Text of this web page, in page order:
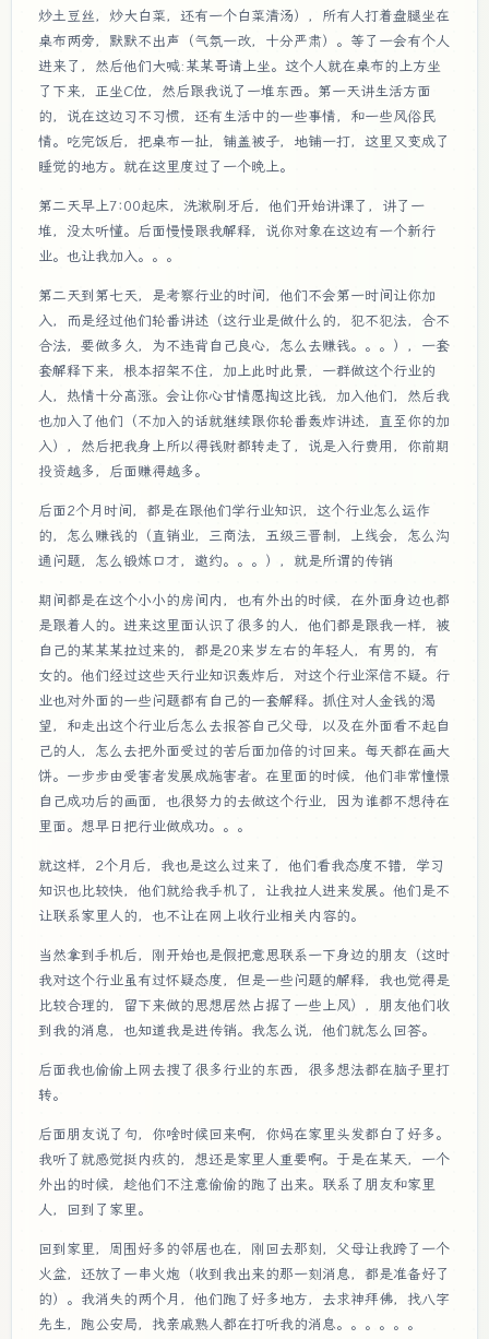
炒土豆丝，炒大白菜，还有一个白菜清汤），所有人打着盘腿坐在
桌布两旁，默默不出声（气氛一改，十分严肃）。等了一会有个人
进来了，然后他们大喊:某某哥请上坐。这个人就在桌布的上方坐
了下来，正坐C位，然后跟我说了一堆东西。第一天讲生活方面
的，说在这边习不习惯，还有生活中的一些事情，和一些风俗民
情。吃完饭后，把桌布一扯，铺盖被子，地铺一打，这里又变成了
睡觉的地方。就在这里度过了一个晚上。
第二天早上7:00起床，洗漱刷牙后，他们开始讲课了，讲了一
堆，没太听懂。后面慢慢跟我解释，说你对象在这边有一个新行
业。也让我加入。。。
第二天到第七天，是考察行业的时间，他们不会第一时间让你加
入，而是经过他们轮番讲述（这行业是做什么的，犯不犯法，合不
合法，要做多久，为不违背自己良心，怎么去赚钱。。。），一套
套解释下来，根本招架不住，加上此时此景，一群做这个行业的
人，热情十分高涨。会让你心甘情愿掏这比钱，加入他们，然后我
也加入了他们（不加入的话就继续跟你轮番轰炸讲述，直至你的加
入），然后把我身上所以得钱财都转走了，说是入行费用，你前期
投资越多，后面赚得越多。
后面2个月时间，都是在跟他们学行业知识，这个行业怎么运作
的，怎么赚钱的（直销业，三商法，五级三晋制，上线会，怎么沟
通问题，怎么锻炼口才，邀约。。。），就是所谓的传销
期间都是在这个小小的房间内，也有外出的时候，在外面身边也都
是跟着人的。进来这里面认识了很多的人，他们都是跟我一样，被
自己的某某某拉过来的，都是20来岁左右的年轻人，有男的，有
女的。他们经过这些天行业知识轰炸后，对这个行业深信不疑。行
业也对外面的一些问题都有自己的一套解释。抓住对人金钱的渴
望，和走出这个行业后怎么去报答自己父母，以及在外面看不起自
己的人，怎么去把外面受过的苦后面加倍的讨回来。每天都在画大
饼。一步步由受害者发展成施害者。在里面的时候，他们非常憧憬
自己成功后的画面，也很努力的去做这个行业，因为谁都不想待在
里面。想早日把行业做成功。。。
就这样，2个月后，我也是这么过来了，他们看我态度不错，学习
知识也比较快，他们就给我手机了，让我拉人进来发展。他们是不
让联系家里人的，也不让在网上收行业相关内容的。
当然拿到手机后，刚开始也是假把意思联系一下身边的朋友（这时
我对这个行业虽有过怀疑态度，但是一些问题的解释，我也觉得是
比较合理的，留下来做的思想居然占据了一些上风），朋友他们收
到我的消息，也知道我是进传销。我怎么说，他们就怎么回答。
后面我也偷偷上网去搜了很多行业的东西，很多想法都在脑子里打
转。
后面朋友说了句，你啥时候回来啊，你妈在家里头发都白了好多。
我听了就感觉挺内疚的，想还是家里人重要啊。于是在某天，一个
外出的时候，趁他们不注意偷偷的跑了出来。联系了朋友和家里
人，回到了家里。
回到家里，周围好多的邻居也在，刚回去那刻，父母让我跨了一个
火盆，还放了一串火炮（收到我出来的那一刻消息，都是准备好了
的）。我消失的两个月，他们跑了好多地方，去求神拜佛，找八字
先生，跑公安局，找亲戚熟人都在打听我的消息。。。。。。